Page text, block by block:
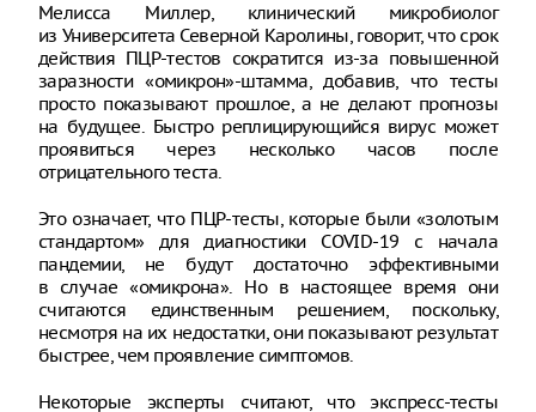
Мелисса Миллер, клинический микробиолог
из Университета Северной Каролины, говорит, что срок
действия ПЦР-тестов сократится из-за повышенной
заразности «омикрон»-штамма, добавив, что тесты
просто показывают прошлое, а не делают прогнозы
на будущее. Быстро реплицирующийся вирус может
проявиться через несколько часов после
отрицательного теста.
Это означает, что ПЦР-тесты, которые были «золотым
стандартом» для диагностики COVID-19 с начала
пандемии, не будут достаточно эффективными
в случае «омикрона». Но в настоящее время они
считаются единственным решением, поскольку,
несмотря на их недостатки, они показывают результат
быстрее, чем проявление симптомов.
Некоторые эксперты считают, что экспресс-тесты